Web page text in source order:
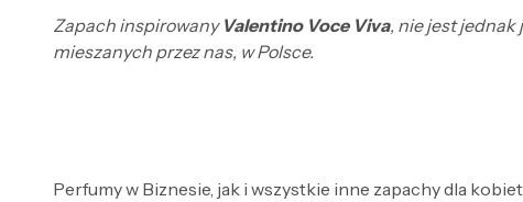
Zapach inspirowany Valentino Voce Viva, nie jest jednak
mieszanych przez nas, w Polsce.
Perfumy w Biznesie, jak i wszystkie inne zapachy dla